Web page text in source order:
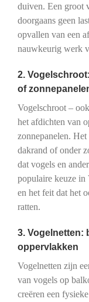
duiven. Een groot
doorgaans geen
opvallen van een
nauwkeurig werk
2.
of
Vogelschroot –
het afdichten van
zonnepanelen.
dakrand of onder
dat vogels en
populaire keuze in
en het feit dat het
ratten.
3. Vogelnetten:
oppervlakken
Vogelnetten zijn
van vogels op
creëren een